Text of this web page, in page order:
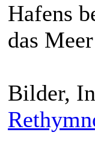
Hafens
das
Bilder,